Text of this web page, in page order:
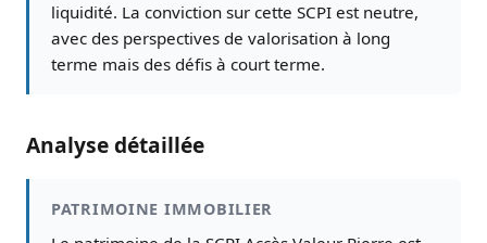
liquidité. La conviction sur cette SCPI est neutre,
avec des perspectives de valorisation à long
terme mais des défis à court terme.
Analyse détaillée
PATRIMOINE IMMOBILIER